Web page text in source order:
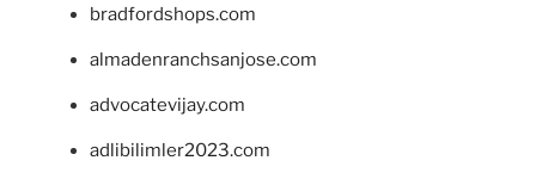
bradfordshops.com
almadenranchsanjose.com
advocatevijay.com
adlibilimler2023.com